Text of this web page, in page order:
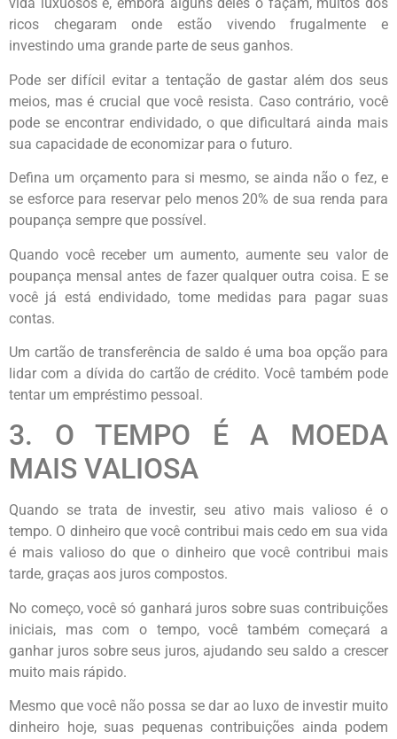
vida luxuosos e, embora alguns deles o façam, muitos dos
ricos chegaram onde estão vivendo frugalmente e
investindo uma grande parte de seus ganhos.
Pode ser difícil evitar a tentação de gastar além dos seus
meios, mas é crucial que você resista. Caso contrário, você
pode se encontrar endividado, o que dificultará ainda mais
sua capacidade de economizar para o futuro.
Defina um orçamento para si mesmo, se ainda não o fez, e
se esforce para reservar pelo menos 20% de sua renda para
poupança sempre que possível.
Quando você receber um aumento, aumente seu valor de
poupança mensal antes de fazer qualquer outra coisa. E se
você já está endividado, tome medidas para pagar suas
contas.
Um cartão de transferência de saldo é uma boa opção para
lidar com a dívida do cartão de crédito. Você também pode
tentar um empréstimo pessoal.
3. O TEMPO É A MOEDA
MAIS VALIOSA
Quando se trata de investir, seu ativo mais valioso é o
tempo. O dinheiro que você contribui mais cedo em sua vida
é mais valioso do que o dinheiro que você contribui mais
tarde, graças aos juros compostos.
No começo, você só ganhará juros sobre suas contribuições
iniciais, mas com o tempo, você também começará a
ganhar juros sobre seus juros, ajudando seu saldo a crescer
muito mais rápido.
Mesmo que você não possa se dar ao luxo de investir muito
dinheiro hoje, suas pequenas contribuições ainda podem